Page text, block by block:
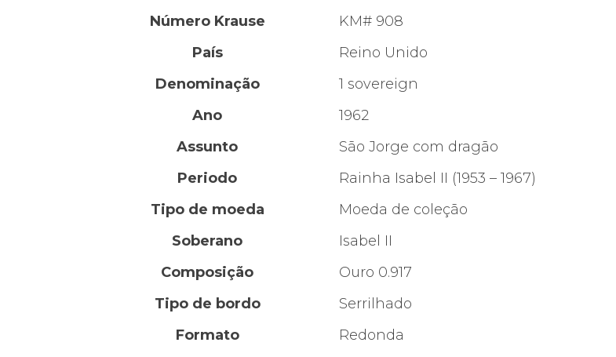
Número Krause
KM# 908
País
Reino Unido
Denominação
1 sovereign
Ano
1962
Assunto
São Jorge com dragão
Periodo
Rainha Isabel II (1953 – 1967)
Tipo de moeda
Moeda de coleção
Soberano
Isabel II
Composição
Ouro 0.917
Tipo de bordo
Serrilhado
Formato
Redonda